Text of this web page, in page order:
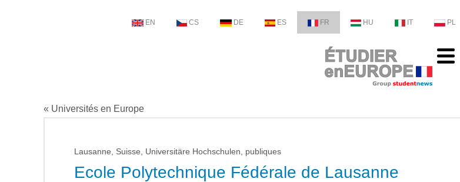
EN CS DE ES FR HU IT PL
« Universités en Europe
Lausanne, Suisse, Universitäre Hochschulen, publiques
Ecole Polytechnique Fédérale de Lausanne